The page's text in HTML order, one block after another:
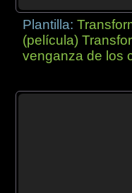
Plantilla:
(película)
venganza de los